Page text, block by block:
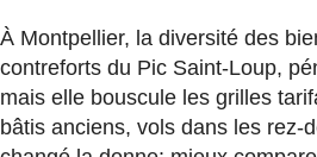
À Montpellier, la diversité des
contreforts du Pic Saint-Loup,
mais elle bouscule les grilles
bâtis anciens, vols dans les rez-